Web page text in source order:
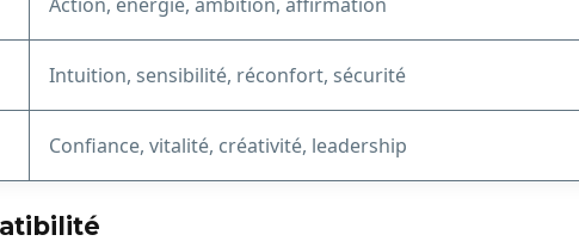
Intuition, sensibilité, réconfort, sécurité
Confiance, vitalité, créativité, leadership